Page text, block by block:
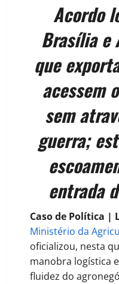
Acordo
Brasília e
que
acessem
sem
guerra;
entrada
Caso de Política |
Ministério da
oficializou, nesta
manobra logística
fluidez do